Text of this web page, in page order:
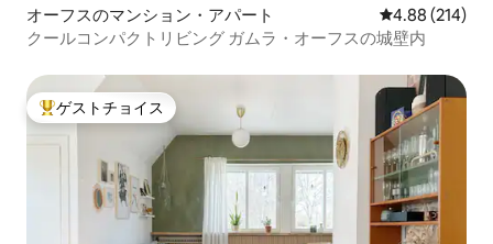
オーフスのマンション・アパート レビュー214
4.88 (214)
クールコンパクトリビング ガムラ・オーフスの城壁内
大好評のゲストチョイスです。
ゲストチョイス